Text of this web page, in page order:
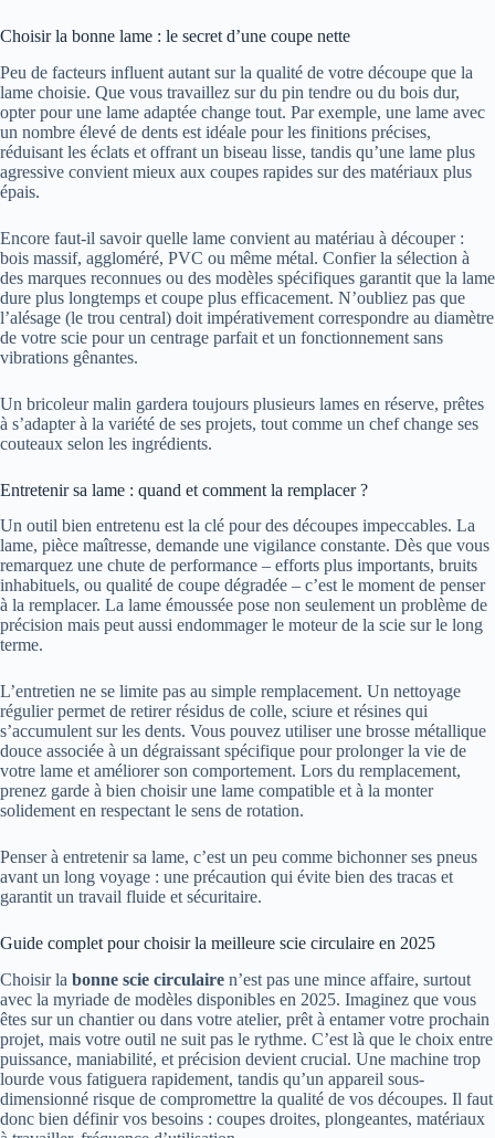
Choisir la bonne lame : le secret d’une coupe nette
Peu de facteurs influent autant sur la qualité de votre découpe que la
lame choisie. Que vous travaillez sur du pin tendre ou du bois dur,
opter pour une lame adaptée change tout. Par exemple, une lame avec
un nombre élevé de dents est idéale pour les finitions précises,
réduisant les éclats et offrant un biseau lisse, tandis qu’une lame plus
agressive convient mieux aux coupes rapides sur des matériaux plus
épais.
Encore faut-il savoir quelle lame convient au matériau à découper :
bois massif, aggloméré, PVC ou même métal. Confier la sélection à
des marques reconnues ou des modèles spécifiques garantit que la lame
dure plus longtemps et coupe plus efficacement. N’oubliez pas que
l’alésage (le trou central) doit impérativement correspondre au diamètre
de votre scie pour un centrage parfait et un fonctionnement sans
vibrations gênantes.
Un bricoleur malin gardera toujours plusieurs lames en réserve, prêtes
à s’adapter à la variété de ses projets, tout comme un chef change ses
couteaux selon les ingrédients.
Entretenir sa lame : quand et comment la remplacer ?
Un outil bien entretenu est la clé pour des découpes impeccables. La
lame, pièce maîtresse, demande une vigilance constante. Dès que vous
remarquez une chute de performance – efforts plus importants, bruits
inhabituels, ou qualité de coupe dégradée – c’est le moment de penser
à la remplacer. La lame émoussée pose non seulement un problème de
précision mais peut aussi endommager le moteur de la scie sur le long
terme.
L’entretien ne se limite pas au simple remplacement. Un nettoyage
régulier permet de retirer résidus de colle, sciure et résines qui
s’accumulent sur les dents. Vous pouvez utiliser une brosse métallique
douce associée à un dégraissant spécifique pour prolonger la vie de
votre lame et améliorer son comportement. Lors du remplacement,
prenez garde à bien choisir une lame compatible et à la monter
solidement en respectant le sens de rotation.
Penser à entretenir sa lame, c’est un peu comme bichonner ses pneus
avant un long voyage : une précaution qui évite bien des tracas et
garantit un travail fluide et sécuritaire.
Guide complet pour choisir la meilleure scie circulaire en 2025
Choisir la bonne scie circulaire n’est pas une mince affaire, surtout
avec la myriade de modèles disponibles en 2025. Imaginez que vous
êtes sur un chantier ou dans votre atelier, prêt à entamer votre prochain
projet, mais votre outil ne suit pas le rythme. C’est là que le choix entre
puissance, maniabilité, et précision devient crucial. Une machine trop
lourde vous fatiguera rapidement, tandis qu’un appareil sous-
dimensionné risque de compromettre la qualité de vos découpes. Il faut
donc bien définir vos besoins : coupes droites, plongeantes, matériaux